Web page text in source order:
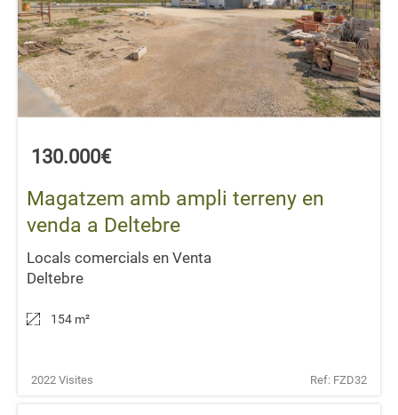
130.000€
Magatzem amb ampli terreny en
venda a Deltebre
Locals comercials en Venta
Deltebre
154 m²
2022 Visites Ref: FZD32